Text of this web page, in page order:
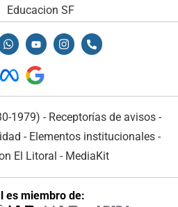
Educacion SF
1979) - Receptorías de avisos -
- Elementos institucionales -
El Litoral - MediaKit
es miembro de: